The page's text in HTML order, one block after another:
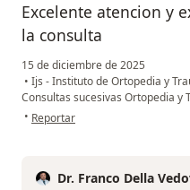
Excelente atencion y
la consulta
15 de diciembre de 2025
• Ijs - Instituto de Ortopedia y
Consultas sucesivas Ortopedia y
• en opinión del usuario Rocio
Reportar
Dr. Franco Della